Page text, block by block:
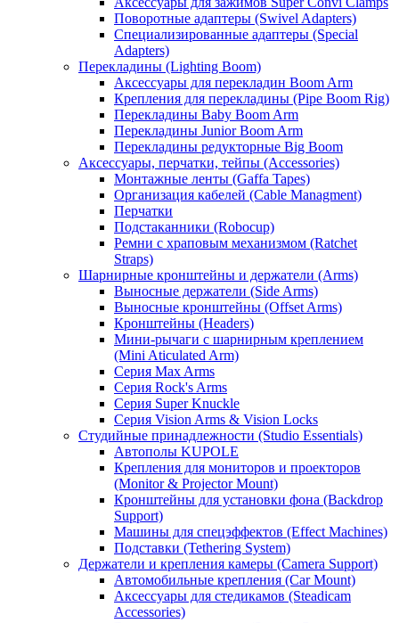
Поворотные адаптеры (Swivel Adapters)
Специализированные адаптеры (Special
Adapters)
Перекладины (Lighting Boom)
Аксессуары для перекладин Boom Arm
Крепления для перекладины (Pipe Boom Rig)
Перекладины Baby Boom Arm
Перекладины Junior Boom Arm
Перекладины редукторные Big Boom
Аксессуары, перчатки, тейпы (Accessories)
Монтажные ленты (Gaffa Tapes)
Организация кабелей (Cable Managment)
Перчатки
Подстаканники (Robocup)
Ремни с храповым механизмом (Ratchet
Straps)
Шарнирные кронштейны и держатели (Arms)
Выносные держатели (Side Arms)
Выносные кронштейны (Offset Arms)
Кронштейны (Headers)
Мини-рычаги с шарнирным креплением
(Mini Aticulated Arm)
Серия Max Arms
Серия Rock's Arms
Серия Super Knuckle
Серия Vision Arms & Vision Locks
Студийные принадлежности (Studio Essentials)
Автополы KUPOLE
Крепления для мониторов и проекторов
(Monitor & Projector Mount)
Кронштейны для установки фона (Backdrop
Support)
Машины для спецэффектов (Effect Machines)
Подставки (Tethering System)
Держатели и крепления камеры (Camera Support)
Автомобильные крепления (Car Mount)
Аксессуары для стедикамов (Steadicam
Accessories)